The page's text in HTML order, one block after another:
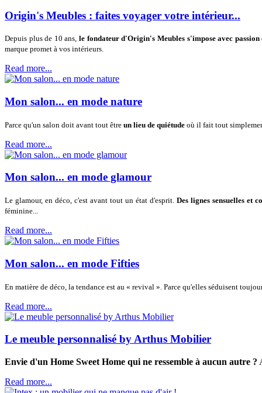
Origin's Meubles : faites voyager votre intérieur...
Depuis plus de 10 ans,le fondateurd'Origin's Meubles s'impose avec
marque promet à vos intérieurs.
Read more...
Mon salon... en mode nature
Parce qu'un salon doit avant tout être un lieu de quiétude où il fait tout
Read more...
Mon salon... en mode glamour
Le glamour, en déco, c'est avant tout un état d'esprit.Des lignes sensuelles et
féminine...
Read more...
Mon salon... en mode Fifties
En matière de déco, la tendance est au « revival ». Parce qu'elles séduisent
Read more...
Le meuble personnalisé by Arthus Mobilier
Envie d'un Home Sweet Home qui ne ressemble à aucun autre ?
Read more...